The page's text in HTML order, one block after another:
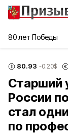
80 лет Победы
80.93 -0.20$
Старший
России
стал
по